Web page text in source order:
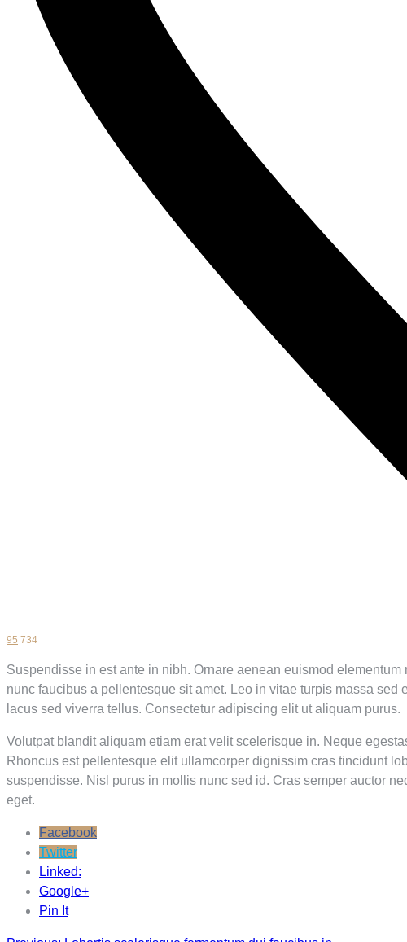
95 734
Suspendisse in est ante in nibh. Ornare aenean euismod
nunc faucibus a pellentesque sit amet. Leo in vitae turpis massa
lacus sed viverra tellus. Consectetur adipiscing elit ut aliquam purus.
Volutpat blandit aliquam etiam erat velit scelerisque in. Neque
Rhoncus est pellentesque elit ullamcorper dignissim cras tincidunt
suspendisse. Nisl purus in mollis nunc sed id. Cras semper auctor
eget.
Facebook
Twitter
Linked:
Google+
Pin It